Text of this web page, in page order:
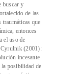
buscar y
de las
traumáticas que
entonces
el uso de
Cyrulnik (2001):
incesante
la posibilidad de